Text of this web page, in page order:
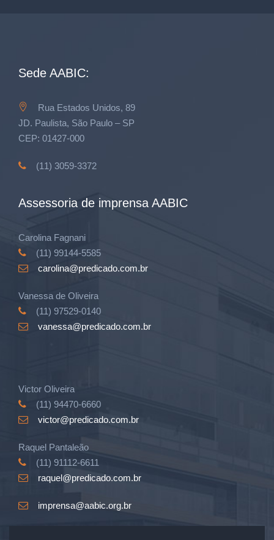
Sede AABIC:
Rua Estados Unidos, 89
JD. Paulista, São Paulo – SP
CEP: 01427-000
(11) 3059-3372
Assessoria de imprensa AABIC
Carolina Fagnani
(11) 99144-5585
carolina@predicado.com.br
Vanessa de Oliveira
(11) 97529-0140
vanessa@predicado.com.br
Victor Oliveira
(11) 94470-6660
victor@predicado.com.br
Raquel Pantaleão
(11) 91112-6611
raquel@predicado.com.br
imprensa@aabic.org.br